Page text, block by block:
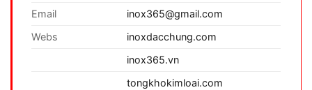
Email
inox365@gmail.com
Webs
inoxdacchung.com
inox365.vn
tongkhokimloai.com